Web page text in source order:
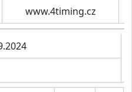
www.4timing.cz